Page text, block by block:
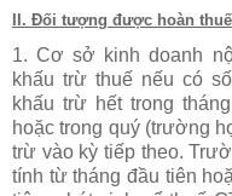
II. Đối tượng được hoàn
1. Cơ sở kinh doanh
khấu trừ thuế nếu có
khấu trừ hết trong
hoặc trong quý (trường
trừ vào kỳ tiếp theo.
tính từ tháng đầu tiên